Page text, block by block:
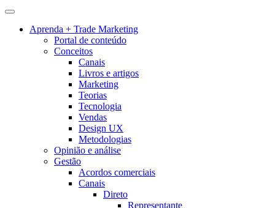
Aprenda + Trade Marketing
Portal de conteúdo
Conceitos
Canais
Livros e artigos
Marketing
Teorias
Tecnologia
Vendas
Design UX
Metodologias
Opinião e análise
Gestão
Acordos comerciais
Canais
Direto
Representante